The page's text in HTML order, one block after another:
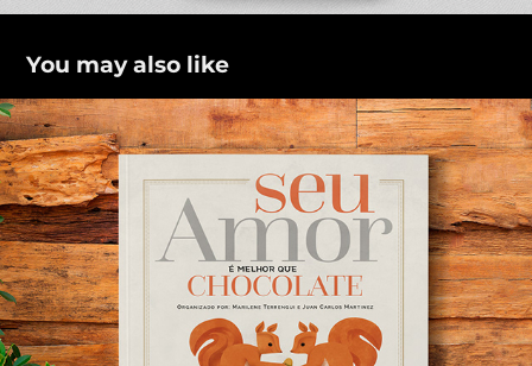
You may also like
Seu amor é como chocolate
2018